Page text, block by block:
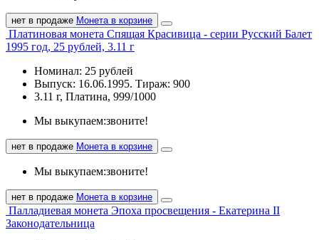
нет в продаже Монета в корзине
Платиновая монета Спящая Красивица - серии Русский Балет
1995 год, 25 рублей, 3.11 г
Номинал: 25 рублей
Выпуск: 16.06.1995. Тираж: 900
3.11 г, Платина, 999/1000
Мы выкупаем:звоните!
нет в продаже Монета в корзине
Мы выкупаем:звоните!
нет в продаже Монета в корзине
Палладиевая монета Эпоха просвещения - Екатерина II
Законодательница